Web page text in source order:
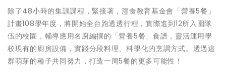
除了48小時的集訓課程，緊接著，灃食教育基金會「營養5餐」
計畫108學年度，將開始全台跑透透行程，實際進到12所入圍隊
伍的校園，輔導應用名廚編撰的「營養5餐」食譜，靈活運用學
校現有的廚房設備，實踐分段料理、科學化的烹調方式。透過這
群萌芽的種子共同努力，打造一周5餐的更多可能性！